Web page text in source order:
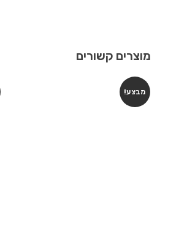
מוצרים קשורים
מבצע!